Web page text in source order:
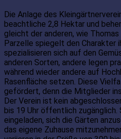
Die Anlage des
beachtliche 2,8 Hektar und
gleicht der anderen, wie
Parzelle spiegelt den Charakter
spezialisieren sich auf den
anderen Sorten, andere legen
während wieder andere auf
Rasenfläche setzen. Diese
gefördert, denn die Mitglieder
Der Verein ist kein
bis 19 Uhr öffentlich zugänglich.
eingeladen, sich die Gärten
das eigene Zuhause